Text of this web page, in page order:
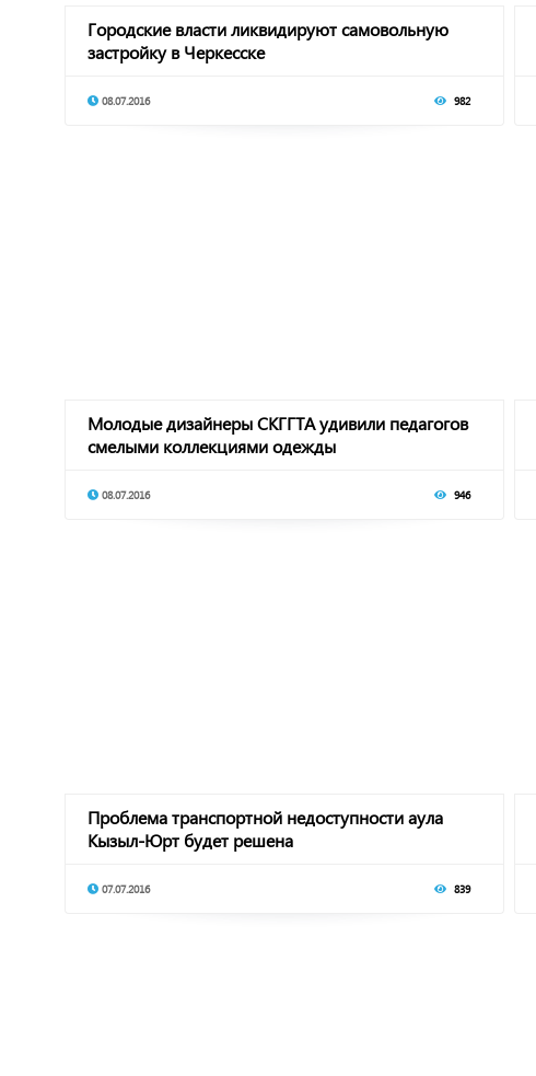
Городские власти ликвидируют самовольную
застройку в Черкесске
08.07.2016 982
Молодые дизайнеры СКГГТА удивили педагогов
смелыми коллекциями одежды
08.07.2016 946
Проблема транспортной недоступности аула
Кызыл-Юрт будет решена
07.07.2016 839